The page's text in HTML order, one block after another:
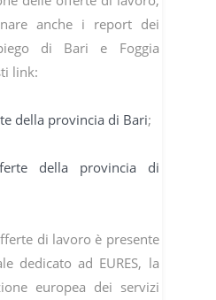
anche i report dei
di Bari e Foggia
link:
della provincia di Bari;
della provincia di
di lavoro è presente
dedicato ad EURES, la
europea dei servizi